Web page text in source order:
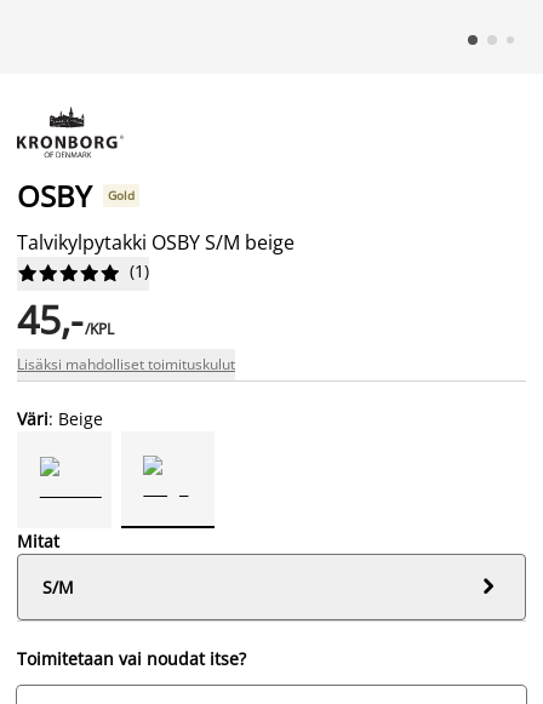
OSBY Gold
Talvikylpytakki OSBY S/M beige





 (1)
45,-/KPL
Lisäksi mahdolliset toimituskulut
Väri: Beige
Mitat
S/M

Toimitetaan vai noudat itse?